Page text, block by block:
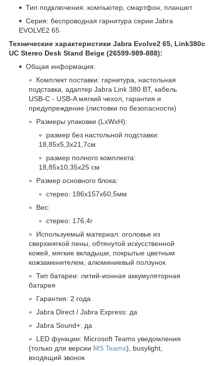
Тип подключения: компьютер, смартфон, планшет
Серия: беспроводная гарнитура серии Jabra
EVOLVE2 65
Технические характеристики Jabra Evolve2 65, Link380c
UC Stereo Desk Stand Beige (26599-989-888):
Общая информация:
Комплект поставки: гарнитура, настольная
подставка, адаптер Jabra Link 380 BT, кабель
USB-C - USB-A мягкий чехол, гарантия и
предупреждение (листовки по безопасности)
Размеры упаковки (LxWxH):
размер без настольной подставки:
18,85x5,3x21,7см
размер полного комплекта:
18,85x10,35x25 см
Размер основного блока:
стерео: 186x157x60,5мм
Вес:
стерео: 176,4г
Используемый материал: оголовье из
сверхмягкой пены, обтянутой искусственной
кожей, мягкие вкладыши, покрытые цветным
кожзаменителем, алюминиевый ползунок
Тип батареи: литий-ионная аккумуляторная
батарея
Гарантия: 2 года
Jabra Direct / Jabra Express: да
Jabra Sound+: да
LED функции: Microsoft Teams уведомления
(только для версии MS Teams), busylight,
входящий звонок